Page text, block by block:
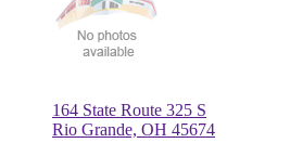
164 State Route 325 S
Rio Grande, OH 45674